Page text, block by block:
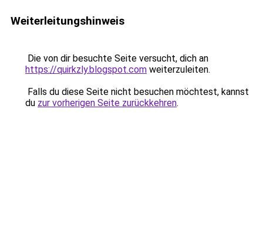
Weiterleitungshinweis
Die von dir besuchte Seite versucht, dich an
https://quirkzly.blogspot.com weiterzuleiten.
Falls du diese Seite nicht besuchen möchtest, kannst
du zur vorherigen Seite zurückkehren.